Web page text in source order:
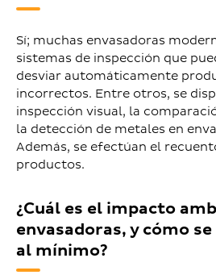
Sí; muchas envasadoras
sistemas de inspección que
desviar automáticamente
incorrectos. Entre otros, se
inspección visual, la
la detección de metales en
Además, se efectúan el
productos.
¿Cuál es el impacto
envasadoras, y cómo
al mínimo?